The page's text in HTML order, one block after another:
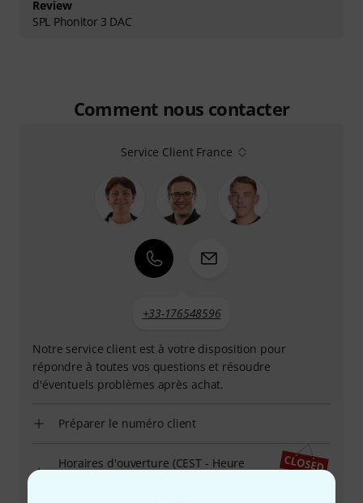
Review
SPL Phonitor 3 DAC
Comment nous contacter
Service Client France
+33-176548596
Notre service client est à votre disposition pour
répondre à toutes vos questions et résoudre
d'éventuels problèmes après achat.
Préparer le numéro client
Horaires d'ouverture (CEST - Heure